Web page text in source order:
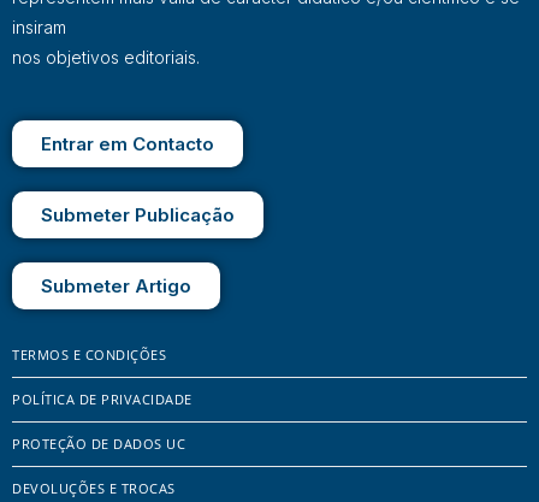
insiram
nos objetivos editoriais.
Entrar em Contacto
Submeter Publicação
Submeter Artigo
TERMOS E CONDIÇÕES
POLÍTICA DE PRIVACIDADE
PROTEÇÃO DE DADOS UC
DEVOLUÇÕES E TROCAS